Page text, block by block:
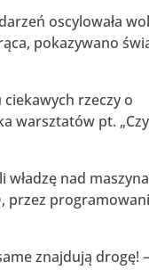
oscylowała
pokazywano
rzeczy o
warsztatów pt. „Czy
władzę nad
przez
znajdują drogę! –